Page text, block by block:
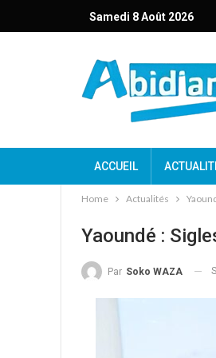
Samedi 8 Août 2026
ACCUEIL
Home Actualités
Yaoundé :
Par Soko WAZA